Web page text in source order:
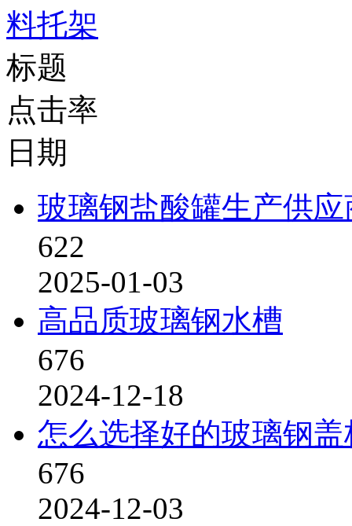
料托架
标题
点击率
日期
玻璃钢盐酸罐生产供应
622
2025-01-03
高品质玻璃钢水槽
676
2024-12-18
怎么选择好的玻璃钢盖
676
2024-12-03